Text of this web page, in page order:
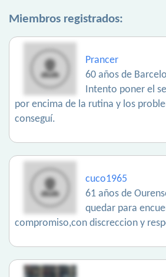
Miembros registrados:
Prancer
60 años de
Intento poner el
por encima de la rutina y los
conseguí.
cuco1965
61 años de
quedar para
compromiso,con discreccion y